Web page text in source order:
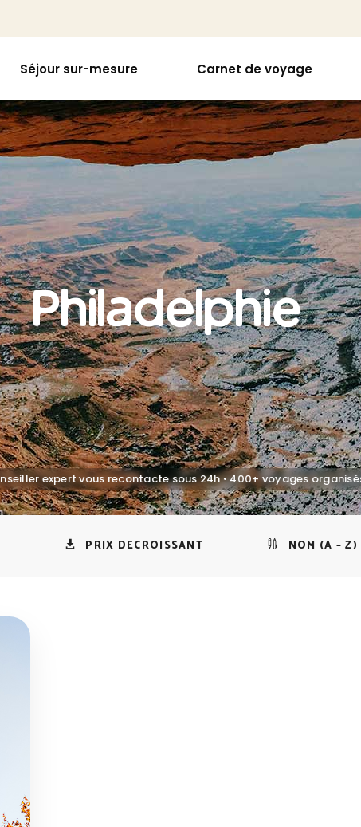
Séjour sur-mesure Carnet de voyage
Philadelphie
PRIX DECROISSANT NOM (A – Z)